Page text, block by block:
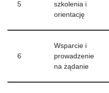
5
szkolenia i
orientację
6
Wsparcie i
prowadzenie
na żądanie